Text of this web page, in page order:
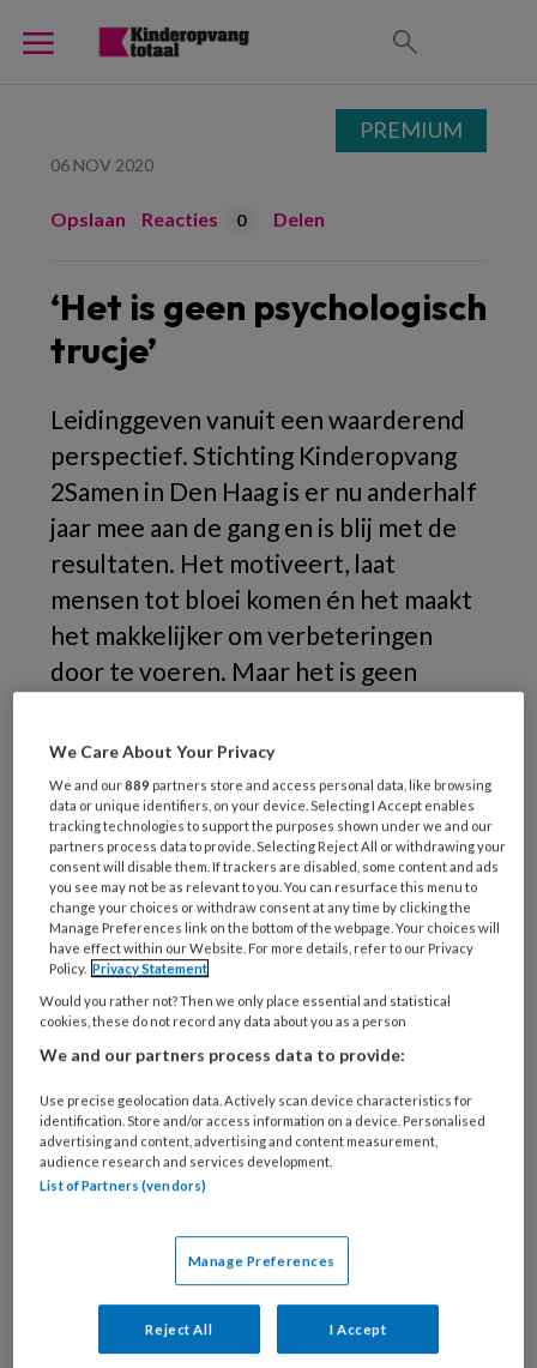
06 NOV 2020
Opslaan Reacties 0 Delen
‘Het is geen psychologisch
trucje’
Leidinggeven vanuit een waarderend
perspectief. Stichting Kinderopvang
2Samen in Den Haag is er nu anderhalf
jaar mee aan de gang en is blij met de
resultaten. Het motiveert, laat
mensen tot bloei komen én het maakt
het makkelijker om verbeteringen
door te voeren. Maar het is geen
toepast. Het vergt een
cultuurverandering en dat kost tijd.
Kijk
REGISTREREN
Wil je dit artikel lezen?
Maak gratis een account aan en lees 2
artikelen gratis per maand
Al een account of abonnement?Log dan in
mailadres?
Kies
PREMIUM
We Care About Your Privacy
We and our889 partners store and access personal data, like browsing
data or unique identifiers, on your device. Selecting I Accept enables
tracking technologies to support the purposes shown under we and our
partners process data to provide. Selecting Reject All or withdrawing your
consent will disable them. If trackers are disabled, some content and ads
you see may not be as relevant to you. You can resurface this menu to
change your choices or withdraw consent at any time by clicking the
Manage Preferences link on the bottom of the webpage. Your choices will
have effect within our Website. For more details, refer to our Privacy
Policy. Privacy Statement
Would you rather not? Then we only place essential and statistical
cookies, these do not record any data about you as a person
We and our partners process data to provide:
Use precise geolocation data. Actively scan device characteristics for
identification. Store and/or access information on a device. Personalised
advertising and content, advertising and content measurement,
audience research and services development.
List of Partners (vendors)
Manage Preferences
Reject All I Accept